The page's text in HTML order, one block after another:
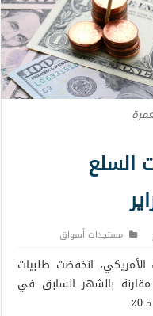
السلع
مستجدات أسواق
الأمريكي، انخفضت طلبيات
المعمرة الأمريكية بنسبة 2.2٪ مقارنة بالشهر السابق في